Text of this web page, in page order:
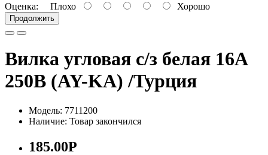
Оценка: Плохо Хорошо
Продолжить
Вилка угловая с/з белая 16А
250В (AY-KA) /Турция
Модель: 7711200
Наличие: Товар закончился
185.00Р